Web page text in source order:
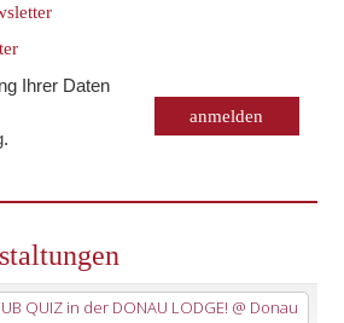
Ihrer Daten
.
QUIZ in der DONAU LODGE! @ Donau